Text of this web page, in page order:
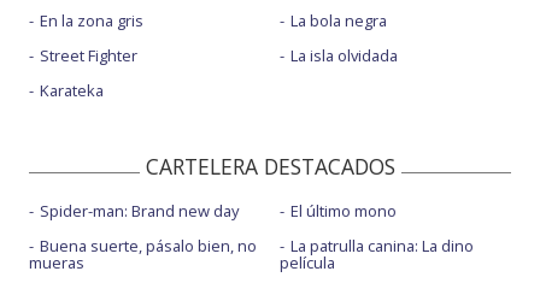
En la zona gris
Street Fighter
Karateka
La bola negra
La isla olvidada
CARTELERA DESTACADOS
Spider-man: Brand new day
Buena suerte, pásalo bien, no
mueras
El último mono
La patrulla canina: La dino
película